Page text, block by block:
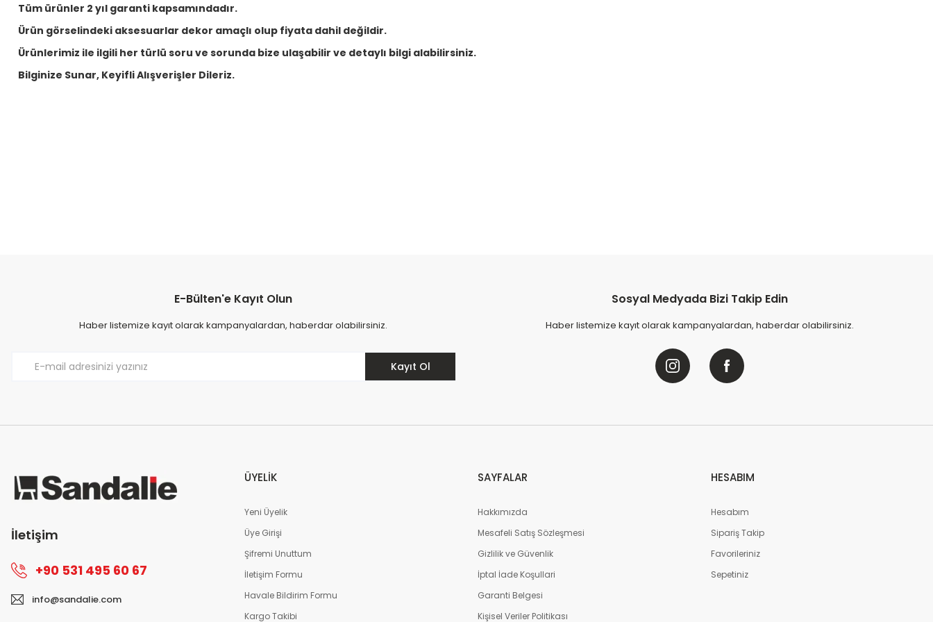
Tüm ürünler 2 yıl garanti kapsamındadır.
Ürün görselindeki aksesuarlar dekor amaçlı olup fiyata dahil değildir.
Ürünlerimiz ile ilgili her türlü soru ve sorunda bize ulaşabilir ve detaylı bilgi alabilirsiniz.
Bilginize Sunar, Keyifli Alışverişler Dileriz.
E-Bülten'e Kayıt Olun
Haber listemize kayıt olarak kampanyalardan, haberdar olabilirsiniz.
Kayıt Ol
Sosyal Medyada Bizi Takip Edin
Haber listemize kayıt olarak kampanyalardan, haberdar olabilirsiniz.
İletişim
+90 531 495 60 67
info@sandalie.com
ÜYELİK
Yeni Üyelik
Üye Girişi
Şifremi Unuttum
İletişim Formu
Havale Bildirim Formu
Kargo Takibi
SAYFALAR
Hakkımızda
Mesafeli Satış Sözleşmesi
Gizlilik ve Güvenlik
İptal İade Koşullari
Garanti Belgesi
Kişisel Veriler Politikası
HESABIM
Hesabım
Sipariş Takip
Favorileriniz
Sepetiniz